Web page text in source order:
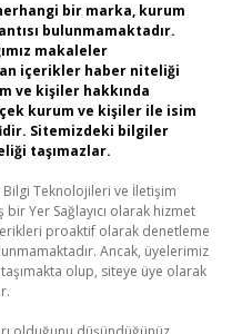
bir marka, kurum
bulunmamaktadır.
makaleler
içerikler haber niteliği
ve kişiler hakkında
kurum ve kişiler ile isim
Sitemizdeki bilgiler
taşımazlar.
Bilgi Teknolojileri ve İletişim
bir Yer Sağlayıcı olarak hizmet
proaktif olarak denetleme
Ancak, üyelerimiz
olup, siteye üye olarak